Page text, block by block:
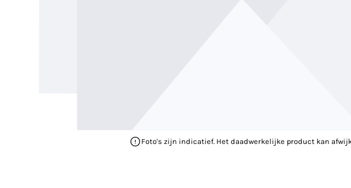
Foto's zijn indicatief. Het daadwerkelijke product kan